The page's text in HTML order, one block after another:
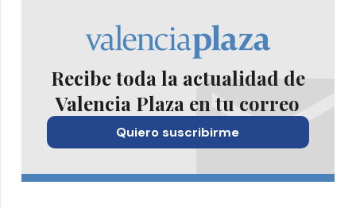
Recibe toda la actualidad de
Valencia Plaza en tu correo
Quiero suscribirme